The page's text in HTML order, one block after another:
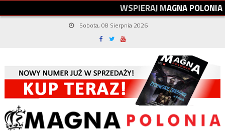
WSPIERAJMAGNAPOLONIA
Sobota, 08 Sierpnia 2026